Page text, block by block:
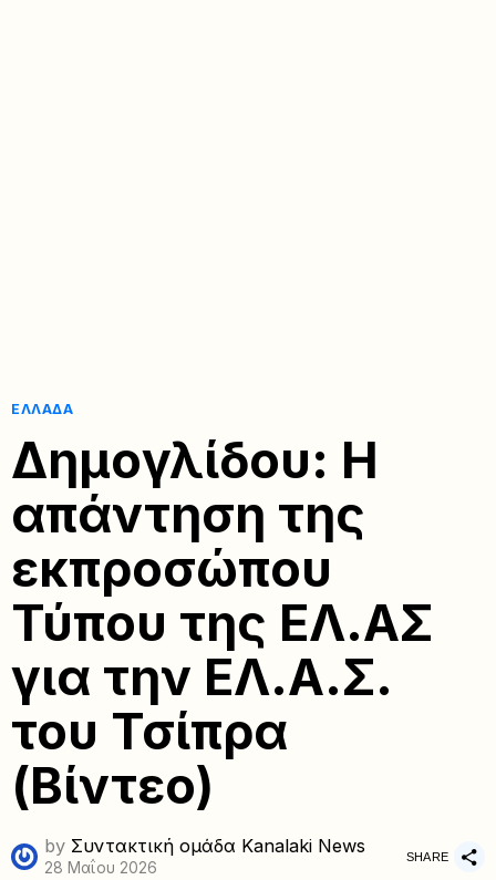
ΕΛΛΆΔΑ
Δημογλίδου: Η
απάντηση της
εκπροσώπου
Τύπου της ΕΛ.ΑΣ
για την ΕΛ.Α.Σ.
του Τσίπρα
(Βίντεο)
by Συντακτική ομάδα Kanalaki News
28 Μαΐου 2026
SHARE